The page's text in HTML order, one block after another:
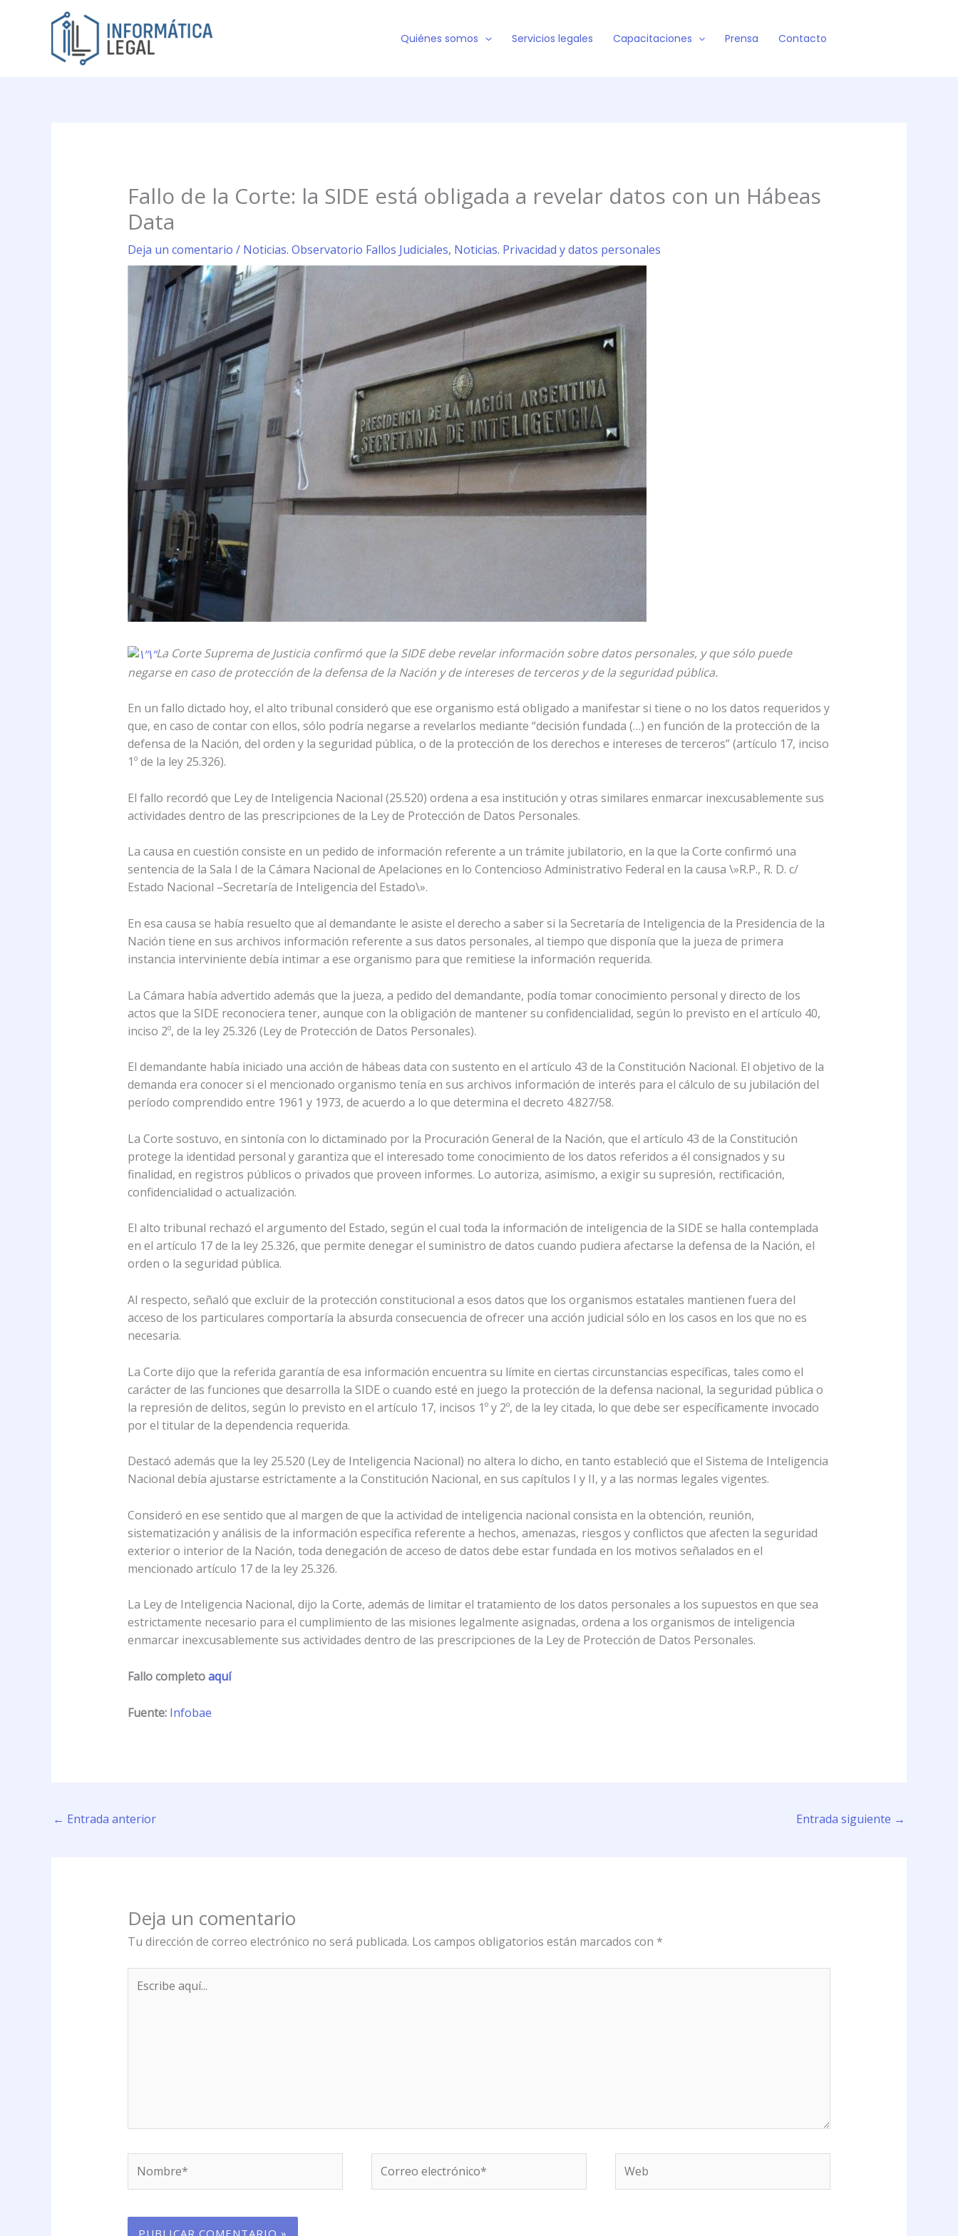
Quiénes somos Servicios legales Capacitaciones Prensa Contacto
Fallo de la Corte: la SIDE está obligada a revelar datos con un Hábeas
Data
Deja un comentario / Noticias. Observatorio Fallos Judiciales, Noticias. Privacidad y datos personales
La Corte Suprema de Justicia confirmó que la SIDE debe revelar información sobre datos personales, y que sólo puede
negarse en caso de protección de la defensa de la Nación y de intereses de terceros y de la seguridad pública.
En un fallo dictado hoy, el alto tribunal consideró que ese organismo está obligado a manifestar si tiene o no los datos requeridos y
que, en caso de contar con ellos, sólo podría negarse a revelarlos mediante “decisión fundada (…) en función de la protección de la
defensa de la Nación, del orden y la seguridad pública, o de la protección de los derechos e intereses de terceros” (artículo 17, inciso
1º de la ley 25.326).
El fallo recordó que Ley de Inteligencia Nacional (25.520) ordena a esa institución y otras similares enmarcar inexcusablemente sus
actividades dentro de las prescripciones de la Ley de Protección de Datos Personales.
La causa en cuestión consiste en un pedido de información referente a un trámite jubilatorio, en la que la Corte confirmó una
sentencia de la Sala I de la Cámara Nacional de Apelaciones en lo Contencioso Administrativo Federal en la causa \»R.P., R. D. c/
Estado Nacional –Secretaría de Inteligencia del Estado\».
En esa causa se había resuelto que al demandante le asiste el derecho a saber si la Secretaría de Inteligencia de la Presidencia de la
Nación tiene en sus archivos información referente a sus datos personales, al tiempo que disponía que la jueza de primera
instancia interviniente debía intimar a ese organismo para que remitiese la información requerida.
La Cámara había advertido además que la jueza, a pedido del demandante, podía tomar conocimiento personal y directo de los
actos que la SIDE reconociera tener, aunque con la obligación de mantener su confidencialidad, según lo previsto en el artículo 40,
inciso 2º, de la ley 25.326 (Ley de Protección de Datos Personales).
El demandante había iniciado una acción de hábeas data con sustento en el artículo 43 de la Constitución Nacional. El objetivo de la
demanda era conocer si el mencionado organismo tenía en sus archivos información de interés para el cálculo de su jubilación del
período comprendido entre 1961 y 1973, de acuerdo a lo que determina el decreto 4.827/58.
La Corte sostuvo, en sintonía con lo dictaminado por la Procuración General de la Nación, que el artículo 43 de la Constitución
protege la identidad personal y garantiza que el interesado tome conocimiento de los datos referidos a él consignados y su
finalidad, en registros públicos o privados que proveen informes. Lo autoriza, asimismo, a exigir su supresión, rectificación,
confidencialidad o actualización.
El alto tribunal rechazó el argumento del Estado, según el cual toda la información de inteligencia de la SIDE se halla contemplada
en el artículo 17 de la ley 25.326, que permite denegar el suministro de datos cuando pudiera afectarse la defensa de la Nación, el
orden o la seguridad pública.
Al respecto, señaló que excluir de la protección constitucional a esos datos que los organismos estatales mantienen fuera del
acceso de los particulares comportaría la absurda consecuencia de ofrecer una acción judicial sólo en los casos en los que no es
necesaria.
La Corte dijo que la referida garantía de esa información encuentra su límite en ciertas circunstancias específicas, tales como el
carácter de las funciones que desarrolla la SIDE o cuando esté en juego la protección de la defensa nacional, la seguridad pública o
la represión de delitos, según lo previsto en el artículo 17, incisos 1º y 2º, de la ley citada, lo que debe ser específicamente invocado
por el titular de la dependencia requerida.
Destacó además que la ley 25.520 (Ley de Inteligencia Nacional) no altera lo dicho, en tanto estableció que el Sistema de Inteligencia
Nacional debía ajustarse estrictamente a la Constitución Nacional, en sus capítulos I y II, y a las normas legales vigentes.
Consideró en ese sentido que al margen de que la actividad de inteligencia nacional consista en la obtención, reunión,
sistematización y análisis de la información específica referente a hechos, amenazas, riesgos y conflictos que afecten la seguridad
exterior o interior de la Nación, toda denegación de acceso de datos debe estar fundada en los motivos señalados en el
mencionado artículo 17 de la ley 25.326.
La Ley de Inteligencia Nacional, dijo la Corte, además de limitar el tratamiento de los datos personales a los supuestos en que sea
estrictamente necesario para el cumplimiento de las misiones legalmente asignadas, ordena a los organismos de inteligencia
enmarcar inexcusablemente sus actividades dentro de las prescripciones de la Ley de Protección de Datos Personales.
Fallo completoaquí
Fuente: Infobae
← Entrada anterior Entrada siguiente →
Deja un comentario
Tu dirección de correo electrónico no será publicada. Los campos obligatorios están marcados con *
aquí...
electrónico*